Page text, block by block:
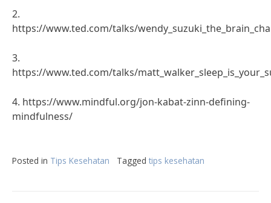
2.
https://www.ted.com/talks/
3.
https://www.ted.com/talks/
4. https://www.mindful.org/jon-kabat-zinn-defining-
mindfulness/
Posted in Tips Kesehatan Tagged tips kesehatan